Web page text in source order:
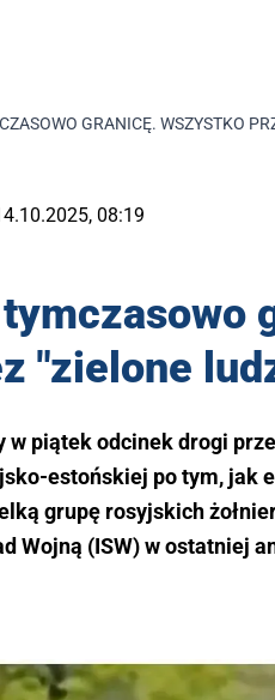
GRANICĘ. WSZYSTKO
08:19
"zielone
w piątek odcinek drogi
estońskiej po tym, jak
grupę rosyjskich
Wojną (ISW) w ostatniej